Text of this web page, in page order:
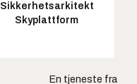
Sikkerhetsarkitekt
Skyplattform
En tjeneste fra